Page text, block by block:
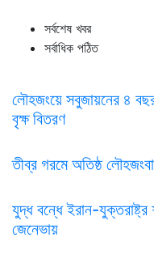
সর্বশেষ খবর
সর্বাধিক পঠিত
লৌহজংয়ে সবুজায়নের ৪
বৃক্ষ বিতরণ
তীব্র গরমে অতিষ্ঠ
যুদ্ধ বন্ধে ইরান-যুক্তরাষ্ট্র
জেনেভায়